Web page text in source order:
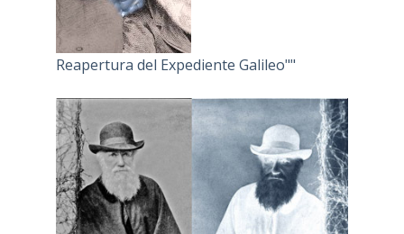
Reapertura del Expediente Galileo""